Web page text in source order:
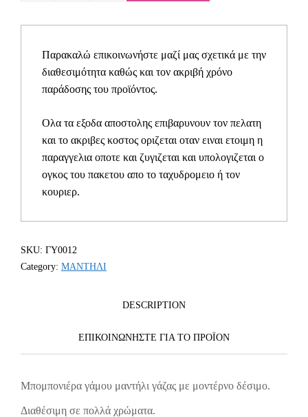
γάζα
μοντέρνο
δέσιμο
ΓΥ0012
Παρακαλώ επικοινωνήστε μαζί μας σχετικά με την
διαθεσιμότητα καθώς και τον ακριβή χρόνο
παράδοσης του προϊόντος.
Ολα τα εξοδα αποστολης επιβαρυνουν τον πελατη
και το ακριβες κοστος οριζεται οταν ειναι ετοιμη η
παραγγελια οποτε και ζυγιζεται και υπολογιζεται ο
ογκος του πακετου απο το ταχυδρομειο ή τον
κουριερ.
SKU: ΓΥ0012
Category: ΜΑΝΤΗΛΙ
DESCRIPTION
ΕΠΙΚΟΙΝΩΝΗΣΤΕ ΓΙΑ ΤΟ ΠΡΟΪOΝ
Μπομπονιέρα γάμου μαντήλι γάζας με μοντέρνο δέσιμο.
Διαθέσιμη σε πολλά χρώματα.